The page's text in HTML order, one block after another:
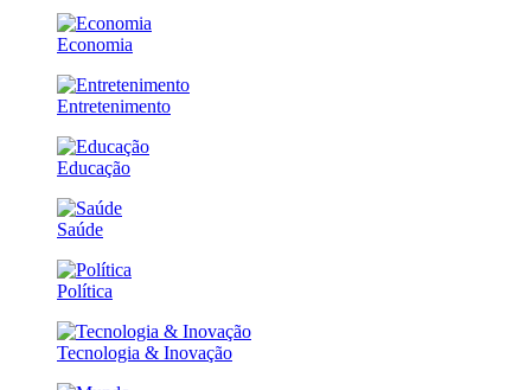
Economia
Entretenimento
Educação
Saúde
Política
Tecnologia & Inovação